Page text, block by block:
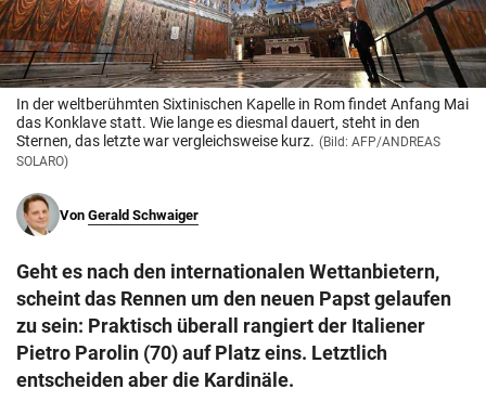
© Krone Multimedia GmbH & Co KG 2026
Muthgasse 2, 1190 Wien
In der weltberühmten Sixtinischen Kapelle in Rom findet Anfang Mai
das Konklave statt. Wie lange es diesmal dauert, steht in den
Sternen, das letzte war vergleichsweise kurz. (Bild: AFP/ANDREAS
SOLARO)
Von Gerald Schwaiger
Geht es nach den internationalen Wettanbietern,
scheint das Rennen um den neuen Papst gelaufen
zu sein: Praktisch überall rangiert der Italiener
Pietro Parolin (70) auf Platz eins. Letztlich
entscheiden aber die Kardinäle.